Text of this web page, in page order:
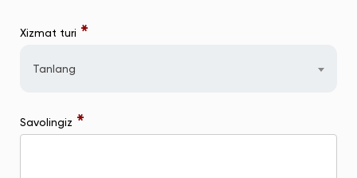
Xizmat turi *
Tanlang
Savolingiz *